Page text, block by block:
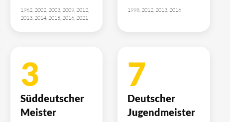
1962, 2002, 2003, 2009, 2012,
2013, 2014, 2015, 2016, 2021
1998, 2012, 2013, 2016
3
Süddeutscher
Meister
7
Deutscher
Jugendmeister